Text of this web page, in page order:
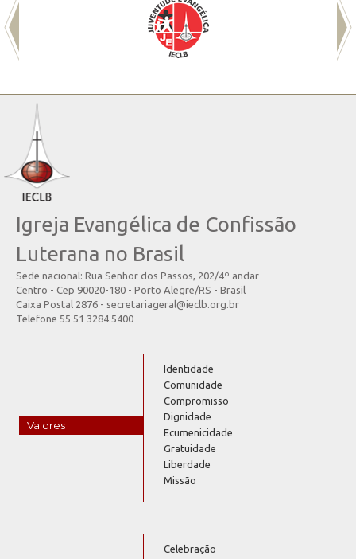
Igreja Evangélica de Confissão
Luterana no Brasil
Sede nacional: Rua Senhor dos Passos, 202/4º andar
Centro - Cep 90020-180 - Porto Alegre/RS - Brasil
Caixa Postal 2876 - secretariageral@ieclb.org.br
Telefone 55 51 3284.5400
Valores
Identidade
Comunidade
Compromisso
Dignidade
Ecumenicidade
Gratuidade
Liberdade
Missão
Celebração